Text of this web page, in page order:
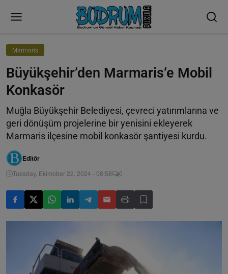
Marmaris
Büyükşehir’den Marmaris’e Mobil
Konkasör
Muğla Büyükşehir Belediyesi, çevreci yatırımlarına ve
geri dönüşüm projelerine bir yenisini ekleyerek
Marmaris ilçesine mobil konkasör şantiyesi kurdu.
Editör
Tuesday, Ekimober 22, 2024 - 08:58 0